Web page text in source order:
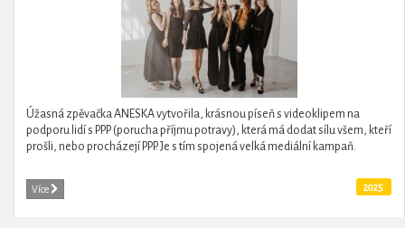
Úžasná zpěvačka ANESKA vytvořila, krásnou píseň s videoklipem na
podporu lidí s PPP (porucha příjmu potravy), která má dodat sílu všem, kteří
prošli, nebo procházejí PPP. Je s tím spojená velká mediální kampaň.
Více 2025